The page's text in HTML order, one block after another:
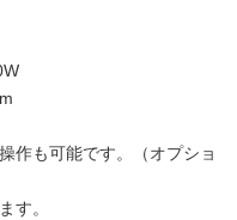
作も可能です。（オプショ
す。